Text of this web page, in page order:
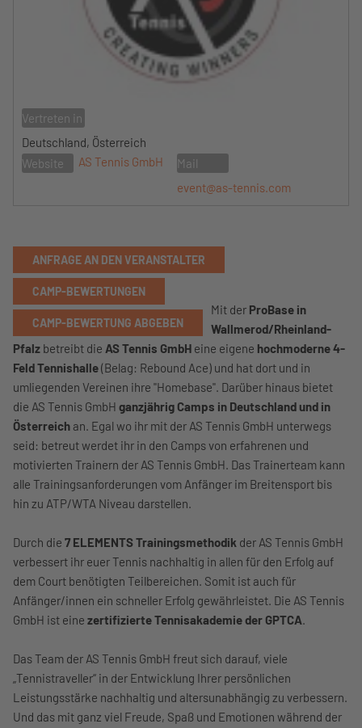
Vertreten in
Deutschland, Österreich
Website
AS Tennis GmbH
Mail
event@as-tennis.com
ANFRAGE AN DEN VERANSTALTER
CAMP-BEWERTUNGEN
CAMP-BEWERTUNG ABGEBEN
Mit der ProBase in
Wallmerod/Rheinland-
Pfalz betreibt die AS Tennis GmbH eine eigene hochmoderne 4-
Feld Tennishalle(Belag: Rebound Ace) und hat dort und in
umliegenden Vereinen ihre "Homebase". Darüber hinaus bietet
die AS Tennis GmbH ganzjährig Camps in Deutschland und in
Österreich an. Egal wo ihr mit der AS Tennis GmbH unterwegs
seid: betreut werdet ihr in den Camps von erfahrenen und
motivierten Trainern der AS Tennis GmbH. Das Trainerteam kann
alle Trainingsanforderungen vom Anfänger im Breitensport bis
hin zu ATP/WTA Niveau darstellen.
Durch die 7 ELEMENTS Trainingsmethodik der AS Tennis GmbH
verbessert ihr euer Tennis nachhaltig in allen für den Erfolg auf
dem Court benötigten Teilbereichen. Somit ist auch für
Anfänger/innen ein schneller Erfolg gewährleistet. Die AS Tennis
GmbH ist eine zertifizierte Tennisakademie der GPTCA
Das Team der AS Tennis GmbH freut sich darauf, viele
„Tennistraveller“ in der Entwicklung Ihrer persönlichen
Leistungsstärke nachhaltig und altersunabhängig zu verbessern.
Und das mit ganz viel Freude, Spaß und Emotionen während der